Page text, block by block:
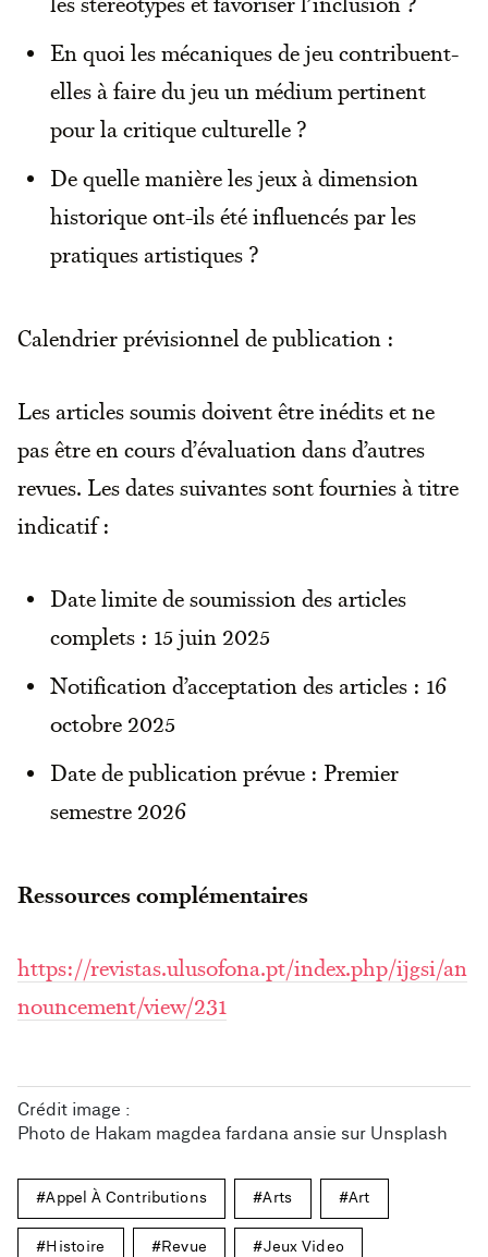
En quoi les mécaniques de jeu contribuent-
elles à faire du jeu un médium pertinent
pour la critique culturelle ?
De quelle manière les jeux à dimension
historique ont-ils été influencés par les
pratiques artistiques ?
Calendrier prévisionnel de publication :
Les articles soumis doivent être inédits et ne
pas être en cours d’évaluation dans d’autres
revues. Les dates suivantes sont fournies à titre
indicatif :
Date limite de soumission des articles
complets : 15 juin 2025
Notification d’acceptation des articles : 16
octobre 2025
Date de publication prévue : Premier
semestre 2026
Ressources complémentaires
https://revistas.ulusofona.pt/index.php/ijgsi/an
nouncement/view/231
Crédit image :
Photo de Hakam magdea fardana ansie sur Unsplash
Appel À Contributions Arts Art
Histoire Revue Jeux Video